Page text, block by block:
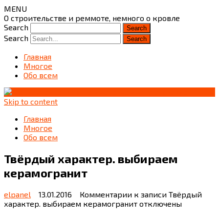
MENU
О строительстве и реммоте, немного о кровле
Search
Search
Главная
Многое
Обо всем
Skip to content
Главная
Многое
Обо всем
Твёрдый характер. выбираем
керамогранит
elpanel 13.01.2016 Комментарии к записи Твёрдый
характер. выбираем керамогранит отключены